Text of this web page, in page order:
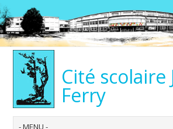
Cité scolaire
Ferry